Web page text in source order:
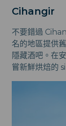
Cihangir
不要錯過
名的地區提供
隱藏酒吧。在
嘗新鮮烘焙的